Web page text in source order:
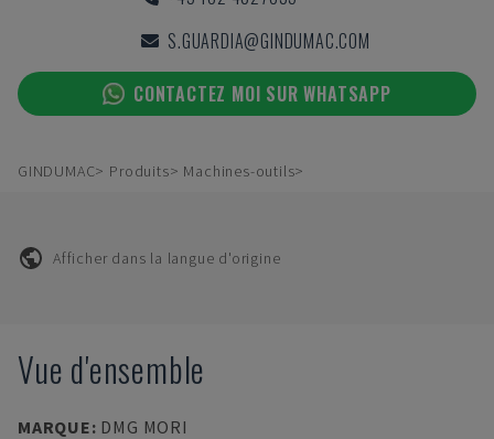
S.GUARDIA@GINDUMAC.COM
CONTACTEZ MOI SUR WHATSAPP
GINDUMAC Produits Machines-outils
Afficher dans la langue d'origine
Vue d'ensemble
MARQUE: DMG MORI